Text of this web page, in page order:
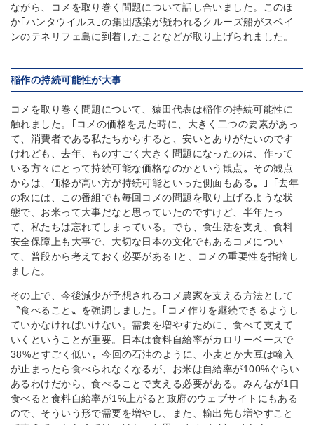
ながら、コメを取り巻く問題について話し合いました。このほ
か｢ハンタウイルス｣の集団感染が疑われるクルーズ船がスペイ
ンのテネリフェ島に到着したことなどが取り上げられました。
稲作の持続可能性が大事
コメを取り巻く問題について、猿田代表は稲作の持続可能性に
触れました。｢コメの価格を見た時に、大きく二つの要素があっ
て、消費者である私たちからすると、安いとありがたいのです
けれども、去年、ものすごく大きく問題になったのは、作って
いる方々にとって持続可能な価格なのかという観点。 その観点
からは、価格が高い方が持続可能といった側面もある。
｣「去年
の秋には、この番組でも毎回コメの問題を取り上げるような状
態で、お米って大事だなと思っていたのですけど、半年たっ
て、私たちは忘れてしまっている。でも、食生活を支え、食料
安全保障上も大事で、大切な日本の文化でもあるコメについ
て、普段から考えておく必要がある｣と、コメの重要性を指摘し
ました。
その上で、今後減少が予想されるコメ農家を支える方法として
〝食べること〟を強調しました。｢コメ作りを継続できるようし
ていかなければいけない。需要を増やすために、食べて支えて
いくということが重要。日本は食料自給率がカロリーベースで
38%とすごく低い。今回の石油のように、小麦とか大豆は輸入
が止まったら食べられなくなるが、お米は自給率が100%ぐらい
あるわけだから、食べることで支える必要がある。みんなが1口
食べると食料自給率が1%上がると政府のウェブサイトにもある
ので、そういう形で需要を増やし、また、輸出先も増やすこと